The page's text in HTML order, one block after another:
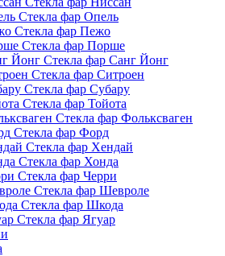
Стекла фар Опель
Стекла фар Пежо
Стекла фар Порше
Стекла фар Санг Йонг
Стекла фар Ситроен
Стекла фар Субару
Стекла фар Тойота
Стекла фар Фольксваген
Стекла фар Форд
Стекла фар Хендай
Стекла фар Хонда
Стекла фар Черри
Стекла фар Шевроле
Стекла фар Шкода
Стекла фар Ягуар